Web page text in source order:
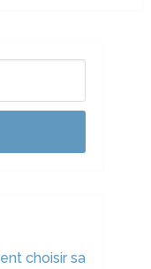
choisir sa